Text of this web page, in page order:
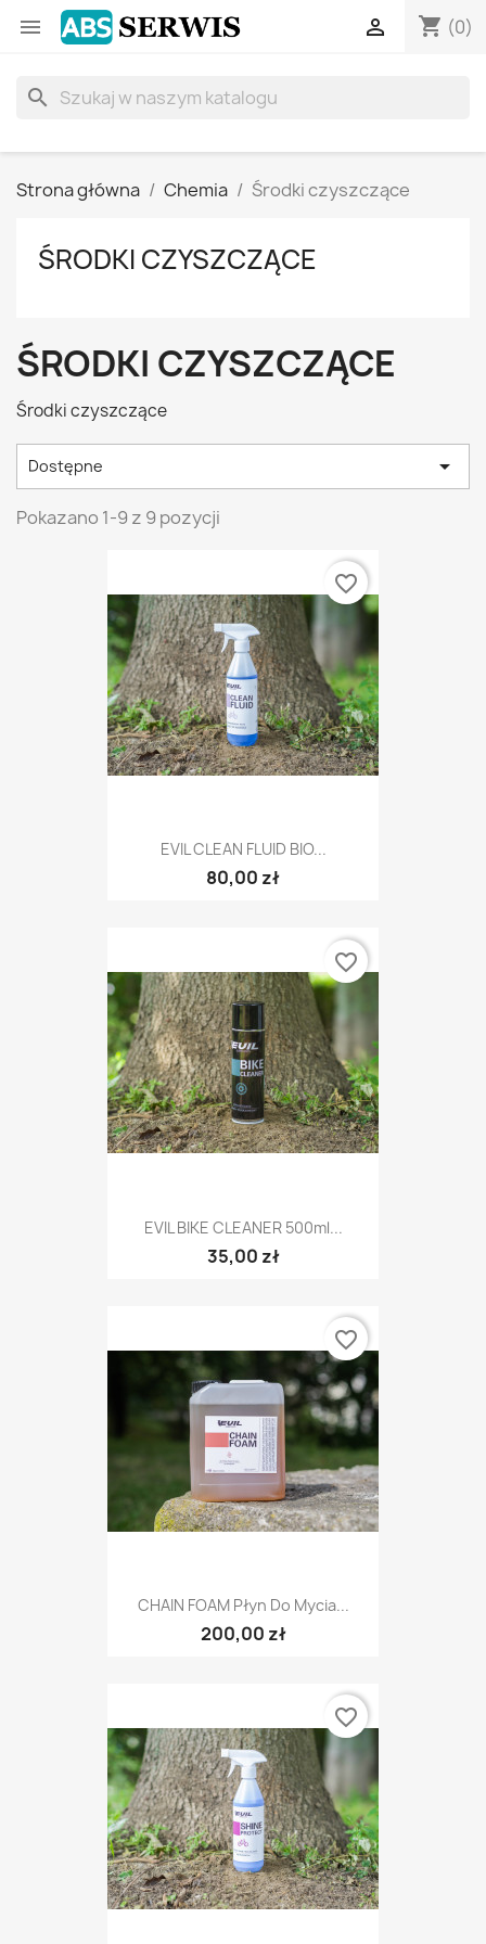
 shopping_cart (0)

search
Strona główna Chemia Środki czyszczące
ŚRODKI CZYSZCZĄCE
ŚRODKI CZYSZCZĄCE
Środki czyszczące
Dostępne 
Pokazano 1-9 z 9 pozycji
EVIL CLEAN FLUID BIO...
80,00 zł
favorite_border
EVIL BIKE CLEANER 500ml...
35,00 zł
favorite_border
CHAIN FOAM Płyn Do Mycia...
200,00 zł
favorite_border
favorite_border